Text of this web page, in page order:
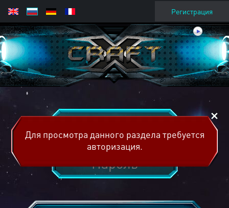
Регистрация
Для просмотра данного раздела требуется
авторизация.